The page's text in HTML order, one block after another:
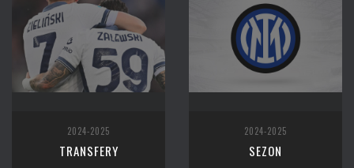
2024-2025
TRANSFERY
2024-2025
SEZON